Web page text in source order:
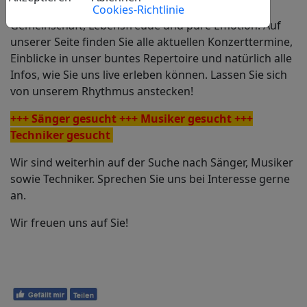
Musik ist für uns mehr als nur Gesang: Sie ist
Gemeinschaft, Lebensfreude und pure Emotion. Auf
unserer Seite finden Sie alle aktuellen Konzerttermine,
Einblicke in unser buntes Repertoire und natürlich alle
Infos, wie Sie uns live erleben können. Lassen Sie sich
von unserem Rhythmus anstecken!
+++ Sänger gesucht +++ Musiker gesucht +++
Techniker gesucht
Wir sind weiterhin auf der Suche nach Sänger, Musiker
sowie Techniker. Sprechen Sie uns bei Interesse gerne
an.
Wir freuen uns auf Sie!
Cookies-Richtlinie